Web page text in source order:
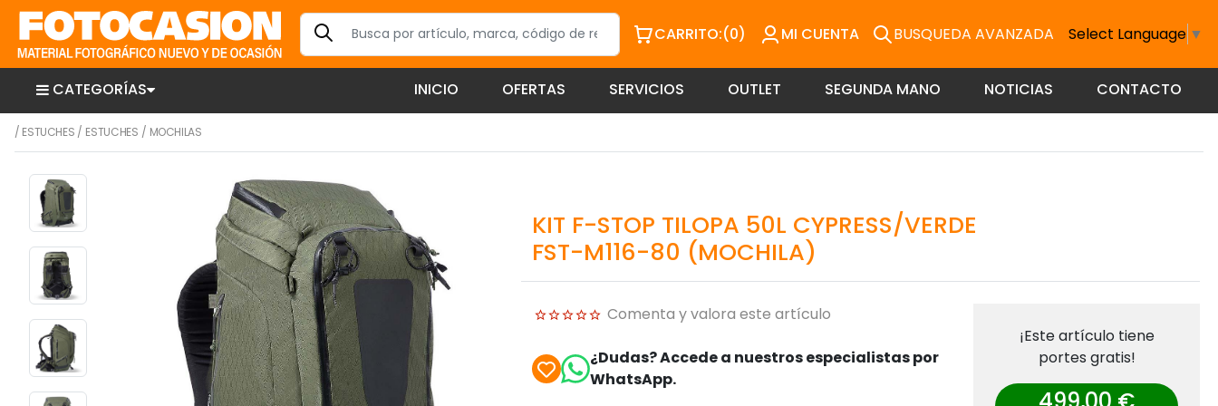
CARRITO:(0) MI CUENTA BUSQUEDA AVANZADA Select Language ▼
CATEGORÍAS INICIO OFERTAS SERVICIOS OUTLET SEGUNDA MANO NOTICIAS CONTACTO
/ ESTUCHES / ESTUCHES / MOCHILAS
KIT F-STOP TILOPA 50L CYPRESS/VERDE
FST-M116-80 (MOCHILA)
Comenta y valora este artículo
¿Dudas? Accede a nuestros especialistas por
WhatsApp.
¡Este artículo tiene
portes gratis!